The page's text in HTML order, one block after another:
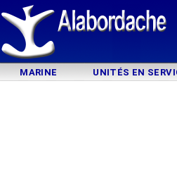
MARINE UNITÉS EN